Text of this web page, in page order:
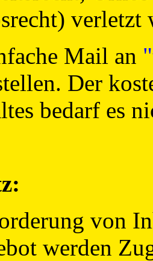
verletzt
Mail an
Der
bedarf es
von
werden